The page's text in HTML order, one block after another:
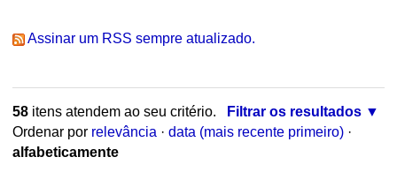
Assinar um RSS sempre atualizado.
58itens atendem ao seu critério.
Filtrar os resultados
Ordenar por relevância · data (mais recente primeiro) ·
alfabeticamente